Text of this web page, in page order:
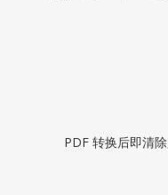
PDF 转换后即清